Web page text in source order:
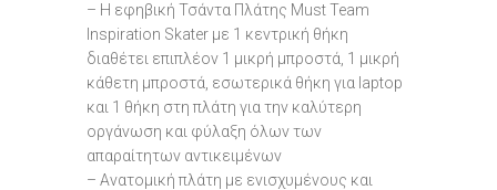
– Η εφηβική Τσάντα Πλάτης Must Team
Inspiration Skater με 1 κεντρική θήκη
διαθέτει επιπλέον 1 μικρή μπροστά, 1 μικρή
κάθετη μπροστά, εσωτερικά θήκη για laptop
και 1 θήκη στη πλάτη για την καλύτερη
οργάνωση και φύλαξη όλων των
απαραίτητων αντικειμένων
– Ανατομική πλάτη με ενισχυμένους και